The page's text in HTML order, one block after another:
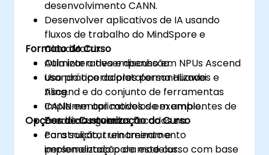
desenvolvimento CANN.
Desenvolver aplicativos de IA usando
fluxos de trabalho do MindSpore e
CloudMatrix.
Otimizar o desempenho em NPUs Ascend
usando operadores personalizados e
tiling.
Implementar modelos em ambientes de
borda ou nuvem.
Formato do Curso
Aula interativa e discussão.
Uso prático da plataforma Huawei
Ascend e do conjunto de ferramentas
CANN em aplicativos de exemplo.
Exercícios guiados focados na
construção, treinamento e
implementação de modelos.
Opções de Customização do Curso
Para solicitar um treinamento
personalizado para este curso com base